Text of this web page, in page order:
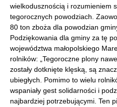
wielkodusznością i rozumieniem
tegorocznych powodziach.
80 ton zboża dla powodzian
Podziękowania dla gminy za tę
województwa małopolskiego
rolników: „Tegoroczne plony
zostały dotknięte klęską, są
ubiegłych. Pomimo to wielu
wspaniały gest solidarności i
najbardziej potrzebującymi. Ten